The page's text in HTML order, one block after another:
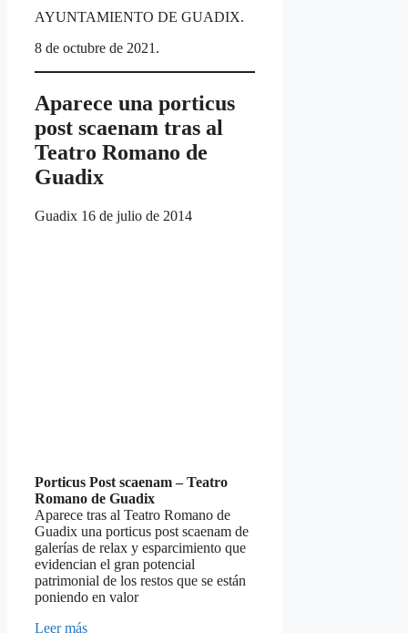
AYUNTAMIENTO DE GUADIX.
8 de octubre de 2021.
Aparece una porticus
post scaenam tras al
Teatro Romano de
Guadix
Guadix 16 de julio de 2014
Porticus Post scaenam – Teatro
Romano de Guadix
Aparece tras al Teatro Romano de
Guadix una porticus post scaenam de
galerías de relax y esparcimiento que
evidencian el gran potencial
patrimonial de los restos que se están
poniendo en valor
Leer más